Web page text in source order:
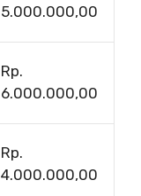
5.000.000,00
Rp.
6.000.000,00
Rp.
4.000.000,00